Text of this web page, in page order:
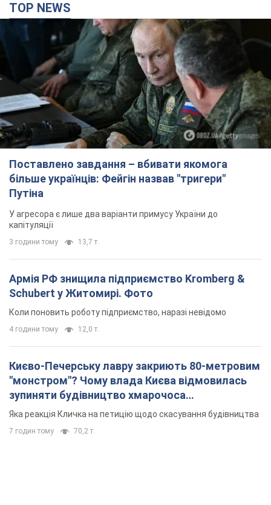
TOP NEWS
Поставлено завдання – вбивати якомога
більше українців: Фейгін назвав "тригери"
Путіна
У агресора є лише два варіанти примусу України до
капітуляції
3 години тому 13,7 т.
Армія РФ знищила підприємство Kromberg &
Schubert у Житомирі. Фото
Коли поновить роботу підприємство, наразі невідомо
4 години тому 12,0 т.
Києво-Печерську лавру закриють 80-метровим
"монстром"? Чому влада Києва відмовилась
зупиняти будівництво хмарочоса
"московського вірянина"
Яка реакція Кличка на петицію щодо скасування будівництва
7 годин тому 70,2 т.